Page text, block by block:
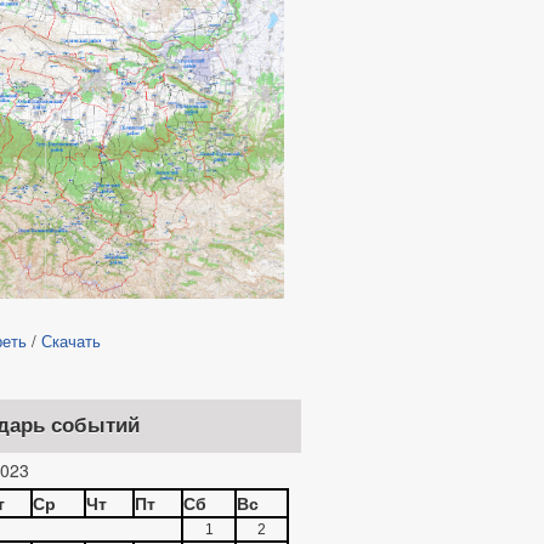
/ Скачать
событий
Ср Чт Пт Сб Вс
1 2